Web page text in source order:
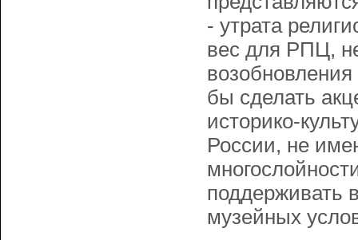
- утрата
вес для РПЦ,
бы сделать
историко-
России, не
музейных